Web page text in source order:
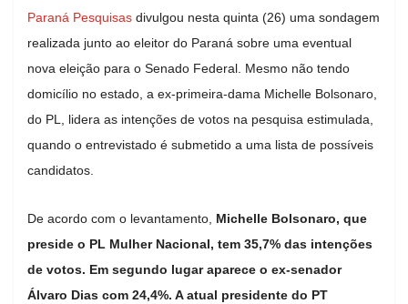
Paraná Pesquisas divulgou nesta quinta (26) uma sondagem
realizada junto ao eleitor do Paraná sobre uma eventual
nova eleição para o Senado Federal. Mesmo não tendo
domicílio no estado, a ex-primeira-dama Michelle Bolsonaro,
do PL, lidera as intenções de votos na pesquisa estimulada,
quando o entrevistado é submetido a uma lista de possíveis
candidatos.
De acordo com o levantamento, Michelle Bolsonaro, que
preside o PL Mulher Nacional, tem 35,7% das intenções
de votos. Em segundo lugar aparece o ex-senador
Álvaro Dias com 24,4%. A atual presidente do PT